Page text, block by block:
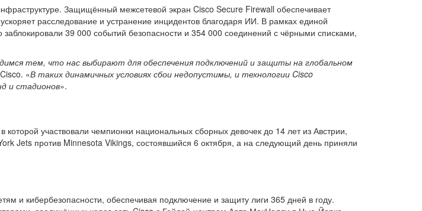
Защищённый межсетевой экран Cisco Secure Firewall обеспечивает
расследование и устранение инцидентов благодаря ИИ. В рамках единой
39 000 событий безопасности и 354 000 соединений с чёрными списками,
тем, что нас выбирают для обеспечения подключений и защиты на глобальном
«В таких динамичных условиях сбои недопустимы, и технологии Cisco
и стадионов».
участвовали чемпионки национальных сборных девочек до 14 лет из Австрии,
Jets против Minnesota Vikings, состоявшийся 6 октября, а на следующий день приняли
и кибербезопасности, обеспечивая подключение и защиту лиги 365 дней в году.